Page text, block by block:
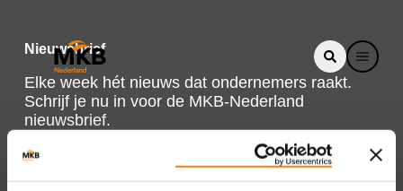
Nieuwsbrief
Elke week hét nieuws dat ondernemers raakt.
Schrijf je nu in voor de MKB-Nederland
nieuwsbrief.